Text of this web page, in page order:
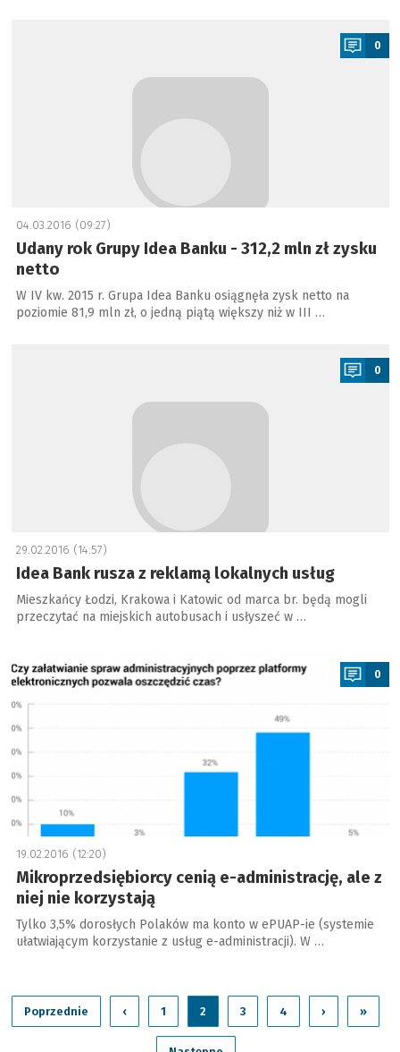
0
04.03.2016 (09:27)
Udany rok Grupy Idea Banku - 312,2 mln zł zysku
netto
W IV kw. 2015 r. Grupa Idea Banku osiągnęła zysk netto na
poziomie 81,9 mln zł, o jedną piątą większy niż w III …
0
29.02.2016 (14:57)
Idea Bank rusza z reklamą lokalnych usług
Mieszkańcy Łodzi, Krakowa i Katowic od marca br. będą mogli
przeczytać na miejskich autobusach i usłyszeć w …
0
19.02.2016 (12:20)
Mikroprzedsiębiorcy cenią e-administrację, ale z
niej nie korzystają
Tylko 3,5% dorosłych Polaków ma konto w ePUAP-ie (systemie
ułatwiającym korzystanie z usług e-administracji). W …
Poprzednie ‹ 1 2 3 4 › »